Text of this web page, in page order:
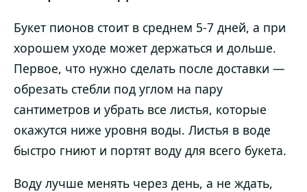
Букет пионов стоит в среднем 5-7 дней, а при
хорошем уходе может держаться и дольше.
Первое, что нужно сделать после доставки —
обрезать стебли под углом на пару
сантиметров и убрать все листья, которые
окажутся ниже уровня воды. Листья в воде
быстро гниют и портят воду для всего букета.
Воду лучше менять через день, а не ждать,